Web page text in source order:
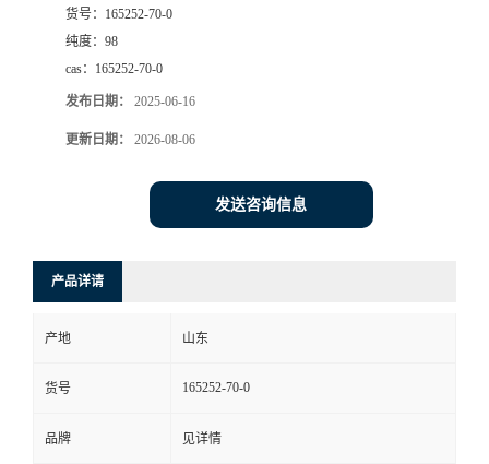
货号： 165252-70-0
纯度： 98
cas： 165252-70-0
发布日期： 2025-06-16
更新日期： 2026-08-06
发送咨询信息
产品详请
产地 山东
货号 165252-70-0
品牌 见详情